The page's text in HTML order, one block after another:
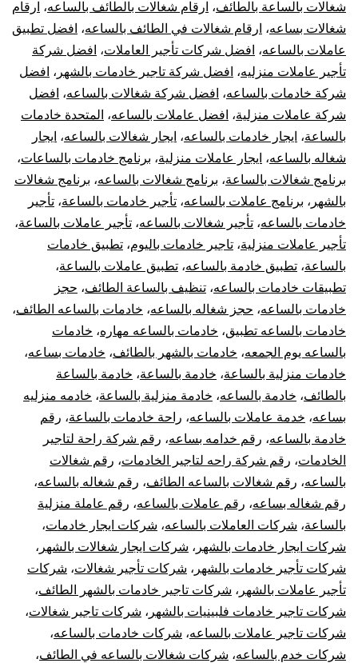
شغالات بالساعة بالطائف، ارقام شغالات بالطائف بالساعه، ارقام
شغالات بساعه، ارقام شغالات في الطائف بالساعه، افضل تطبيق
عاملات بالساعه، افضل شركات تأجير العاملات، افضل شركة
تأجير عاملات منزليه، افضل شركة تاجير خادمات بالشهر ، افضل
شركة خادمات بالساعه، افضل شركة شغالات بالساعه، افضل
شركة عاملات منزلية، افضل عاملات بالساعه، المتحدة خادمات
بالساعة، ايجار خادمات بالساعه، ايجار شغالات بالساعه، ايجار
شغاله بالساعه، ايجار عاملات منزلية، برنامج خادمات بالساعات،
برنامج شغالات بالساعة، برنامج شغالات بالساعه، برنامج شغالات
بالشهر ، برنامج عاملات بالساعه، تأجير خادمات بالساعة، تأجير
خادمات بالساعه، تأجير شغالات بالساعه، تأجير عاملات بالساعة،
تأجير عاملات منزلية، تاجير خادمات باليوم، تطبيق خادمات
بالساعة، تطبيق خادمة بالساعه، تطبيق عاملات بالساعة،
تطبيقات خادمات بالساعه، تنظيف بالساعة الطائف، حجز
خادمات بالساعه، حجز شغاله بالساعه، خادمات بالساعه الطائف،
خادمات بالساعه تطبيق، خادمات بالساعه مهاره، خادمات
بالساعه يوم الجمعه، خادمات بالشهر بالطائف، خادمات بساعه،
خادمات منزلية بالساعة، خادمة بالساعة، خادمة بالساعة
بالطائف، خادمة بالساعه، خادمة منزلية بالساعة، خادمه منزليه
بساعه، خدمة عاملات بالساعه، راحة خادمات بالساعة، رقم
خادمة بالساعه، رقم خدامه بساعه، رقم شركة راحة لتاجير
الخادمات، رقم شركة راحه لتاجير الخادمات، رقم شغالات
بالساعه، رقم شغالات بالساعه الطائف، رقم شغاله بالساعه،
رقم شغاله بساعه، رقم عاملات بالساعه، رقم عاملة منزلية
بالساعة، شركات العاملات بالساعه، شركات ايجار خادمات،
شركات ايجار خادمات بالشهر ، شركات ايجار شغالات بالشهر ،
شركات تأجير خادمات بالشهر ، شركات تأجير شغالات، شركات
تأجير عاملات بالشهر ، شركات تاجير خادمات بالشهر الطائف،
شركات تاجير خادمات فلبينيات بالشهر ، شركات تاجير شغالات،
شركات تاجير عاملات بالساعه، شركات خادمات بالساعه،
شركات خدم بالساعه، شركات شغالات بالساعه في الطائف،